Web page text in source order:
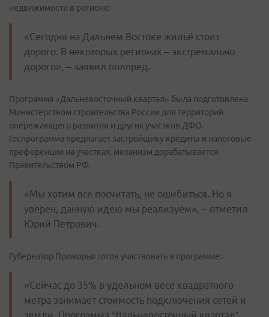
недвижимости в регионе:
«Сегодня на Дальнем Востоке жильё стоит
дорого. В некоторых регионах – экстремально
дорого», – заявил полпред.
Программа «Дальневосточный квартал» была подготовлена
Министерством строительства России для территорий
опережающего развития и других участков ДФО.
Госпрограмма предлагает застройщику кредиты и налоговые
преференции на участках; механизм дорабатывается
Правительством РФ.
«Мы хотим все посчитать, не ошибиться. Но я
уверен, данную идею мы реализуем», – отметил
Юрий Петрович.
Губернатор Приморья готов участвовать в программе:
«Сейчас до 35% в удельном весе квадратного
метра занимает стоимость подключения сетей и